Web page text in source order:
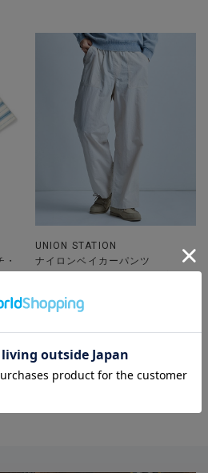
UNION STATION
ナイロンベイカーパンツ
30代 40代
パンツ